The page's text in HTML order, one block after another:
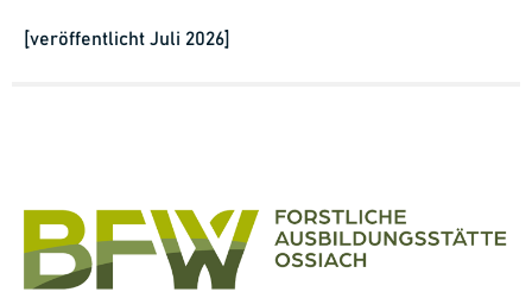
[veröffentlicht Juli 2026]